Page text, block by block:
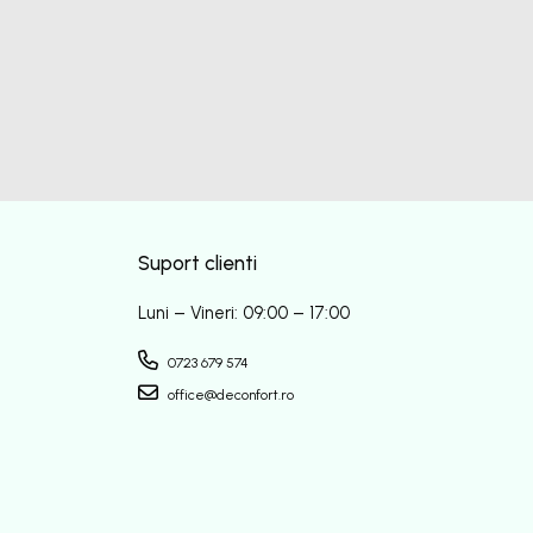
Suport clienti
Luni – Vineri: 09:00 – 17:00
0723 679 574
office@deconfort.ro